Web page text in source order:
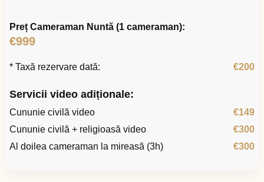
Preț Cameraman Nuntă (1 cameraman):
€999
* Taxă rezervare dată: €200
Servicii video adiționale:
Cununie civilă video
€149
Cununie civilă + religioasă video
€300
Al doilea cameraman la mireasă (3h)
€300